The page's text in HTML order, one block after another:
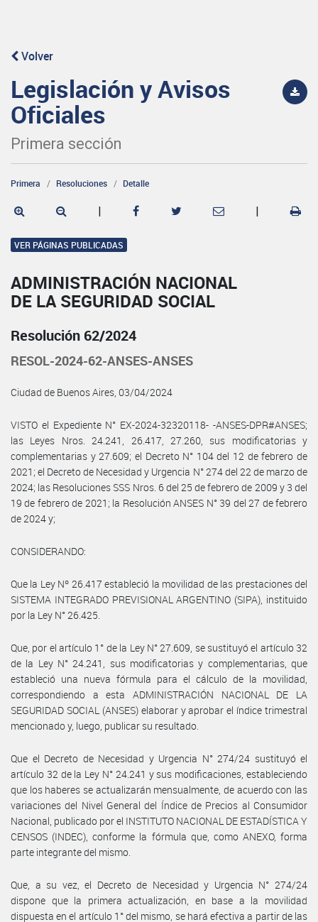
Volver
Legislación y Avisos
Oficiales
Primera sección
Primera Resoluciones Detalle
| |
VER PÁGINAS PUBLICADAS
ADMINISTRACIÓN NACIONAL
DE LA SEGURIDAD SOCIAL
Resolución 62/2024
RESOL-2024-62-ANSES-ANSES
Ciudad de Buenos Aires, 03/04/2024
VISTO el Expediente N° EX-2024-32320118- -ANSES-DPR#ANSES;
las Leyes Nros. 24.241, 26.417, 27.260, sus modificatorias y
complementarias y 27.609; el Decreto N° 104 del 12 de febrero de
2021; el Decreto de Necesidad y Urgencia N° 274 del 22 de marzo de
2024; las Resoluciones SSS Nros. 6 del 25 de febrero de 2009 y 3 del
19 de febrero de 2021; la Resolución ANSES N° 39 del 27 de febrero
de 2024 y;
CONSIDERANDO:
Que la Ley Nº 26.417 estableció la movilidad de las prestaciones del
SISTEMA INTEGRADO PREVISIONAL ARGENTINO (SIPA), instituido
por la Ley N° 26.425.
Que, por el artículo 1° de la Ley N° 27.609, se sustituyó el artículo 32
de la Ley N° 24.241, sus modificatorias y complementarias, que
estableció una nueva fórmula para el cálculo de la movilidad,
correspondiendo a esta ADMINISTRACIÓN NACIONAL DE LA
SEGURIDAD SOCIAL (ANSES) elaborar y aprobar el índice trimestral
mencionado y, luego, publicar su resultado.
Que el Decreto de Necesidad y Urgencia N° 274/24 sustituyó el
artículo 32 de la Ley N° 24.241 y sus modificaciones, estableciendo
que los haberes se actualizarán mensualmente, de acuerdo con las
variaciones del Nivel General del Índice de Precios al Consumidor
Nacional, publicado por el INSTITUTO NACIONAL DE ESTADÍSTICA Y
CENSOS (INDEC), conforme la fórmula que, como ANEXO, forma
parte integrante del mismo.
Que, a su vez, el Decreto de Necesidad y Urgencia N° 274/24
dispone que la primera actualización, en base a la movilidad
dispuesta en el artículo 1° del mismo, se hará efectiva a partir de las